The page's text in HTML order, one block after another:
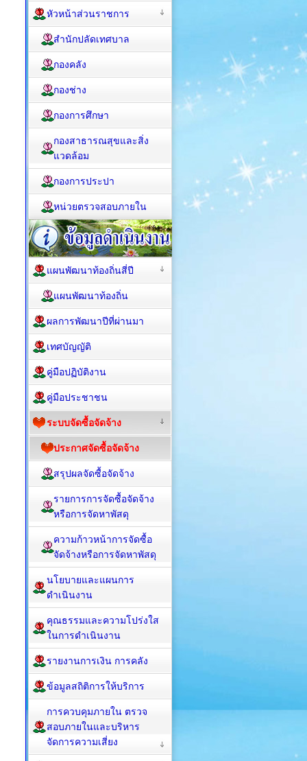
หัวหน้าส่วนราชการ
สำนักปลัดเทศบาล
กองคลัง
กองช่าง
กองการศึกษา
กองสาธารณสุขและสิ่ง
แวดล้อม
กองการประปา
หน่วยตรวจสอบภายใน
แผนพัฒนาท้องถิ่นสี่ปี
แผนพัฒนาท้องถิ่น
ผลการพัฒนาปีที่ผ่านมา
เทศบัญญัติ
คู่มือปฏิบัติงาน
คู่มือประชาชน
ระบบจัดซื้อจัดจ้าง
ประกาศจัดซื้อจัดจ้าง
สรุปผลจัดซื้อจัดจ้าง
รายการการจัดซื้อจัดจ้าง
หรือการจัดหาพัสดุ
ความก้าวหน้าการจัดซื้อ
จัดจ้างหรือการจัดหาพัสดุ
นโยบายและแผนการ
ดำเนินงาน
คุณธรรมและความโปร่งใส
ในการดำเนินงาน
รายงานการเงิน การคลัง
ข้อมูลสถิติการให้บริการ
การควบคุมภายใน ตรวจ
สอบภายในและบริหาร
จัดการความเสี่ยง